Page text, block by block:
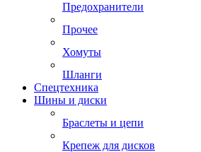
Предохранители
Прочее
Хомуты
Шланги
Спецтехника
Шины и диски
Браслеты и цепи
Крепеж для дисков